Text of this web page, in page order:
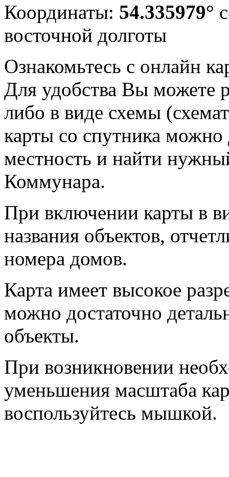
Координаты: 54.335979°
восточной долготы
Ознакомьтесь с онлайн
Для удобства Вы можете
либо в виде схемы
карты со спутника можно
местность и найти
Коммунара.
При включении карты в
названия объектов,
номера домов.
Карта имеет высокое
можно достаточно
объекты.
При возникновении
уменьшения масштаба
воспользуйтесь мышкой.